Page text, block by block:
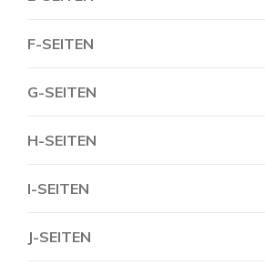
F-SEITEN
G-SEITEN
H-SEITEN
I-SEITEN
J-SEITEN